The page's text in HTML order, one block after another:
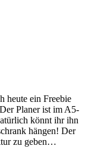
heute ein Freebie
Planer ist im A5-
könnt ihr ihn
hängen! Der
zu geben…